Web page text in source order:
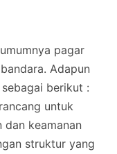
pagar
Adapun
berikut :
untuk
dan keamanan
struktur yang